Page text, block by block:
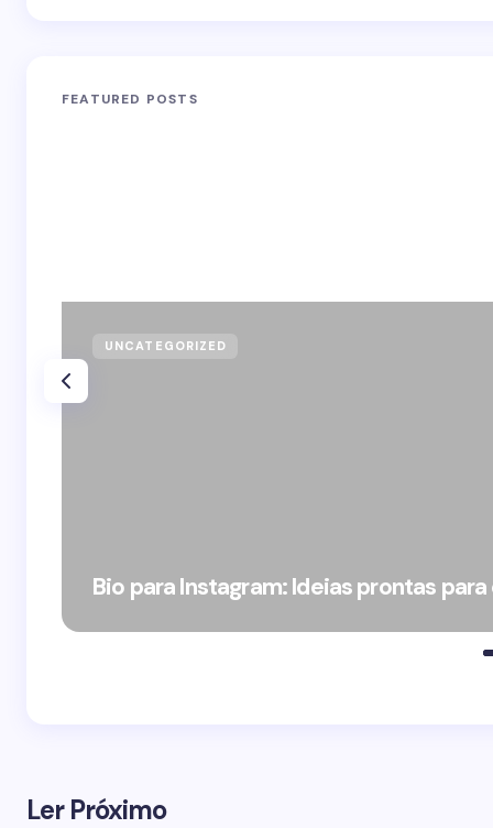
FEATURED POSTS
UNCATEGORIZED
Bio para Instagram: Ideias prontas
Ler Próximo